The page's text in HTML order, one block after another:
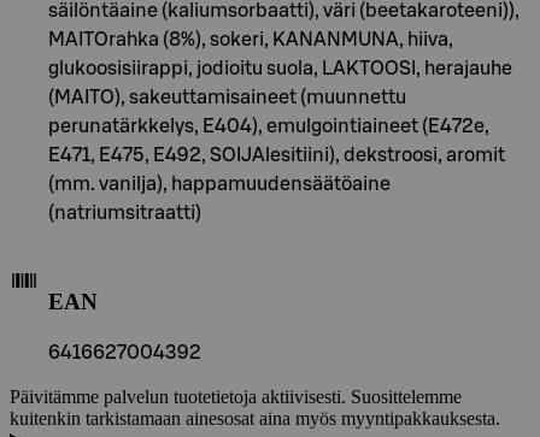
säilöntäaine (kaliumsorbaatti), väri (beetakaroteeni)),
MAITOrahka (8%), sokeri, KANANMUNA, hiiva,
glukoosisiirappi, jodioitu suola, LAKTOOSI, herajauhe
(MAITO), sakeuttamisaineet (muunnettu
perunatärkkelys, E404), emulgointiaineet (E472e,
E471, E475, E492, SOIJAlesitiini), dekstroosi, aromit
(mm. vanilja), happamuudensäätöaine
(natriumsitraatti)
EAN
6416627004392
Päivitämme palvelun tuotetietoja aktiivisesti. Suosittelemme
kuitenkin tarkistamaan ainesosat aina myös myyntipakkauksesta.